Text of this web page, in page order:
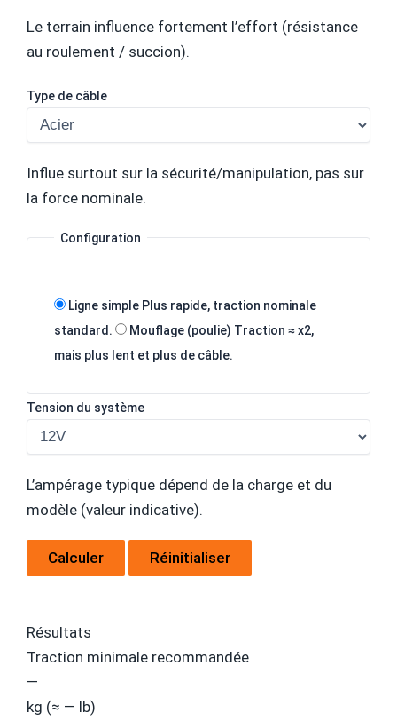
Le terrain influence fortement l’effort (résistance
au roulement / succion).
Type de câble
Influe surtout sur la sécurité/manipulation, pas sur
la force nominale.
Configuration
Ligne simple Plus rapide, traction nominale
standard.
Mouflage (poulie) Traction ≈ x2,
mais plus lent et plus de câble.
Tension du système
L’ampérage typique dépend de la charge et du
modèle (valeur indicative).
Calculer Réinitialiser
Résultats
Traction minimale recommandée
—
kg (≈ — lb)